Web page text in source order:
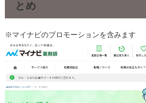
とめ
※マイナビのプロモーションを含みます